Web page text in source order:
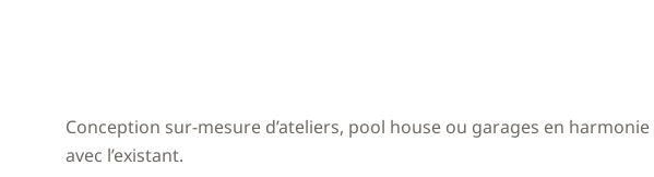
Conception sur-mesure d’ateliers, pool house ou garages en harmonie
avec l’existant.